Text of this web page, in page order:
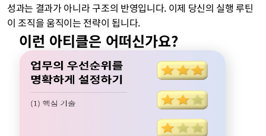
성과는 결과가 아니라 구조의 반영입니다. 이제 당신의 실행 루틴
이 조직을 움직이는 전략이 됩니다.
이런 아티클은 어떠신가요?